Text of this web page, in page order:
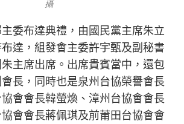
攝
委布達典禮，由國民黨主席朱立
達，組發會主委許宇甄及副秘書
主席出席。出席貴賓當中，還包
長，同時也是泉州台協榮譽會長
會會長韓螢煥、漳州台協會會長
會會長蔣佩琪及前莆田台協會會